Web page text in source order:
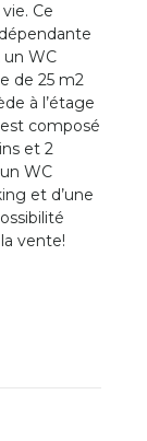
Ce
un WC
de 25 m2
à l’étage
composé
et 2
WC
et d’une
vente!